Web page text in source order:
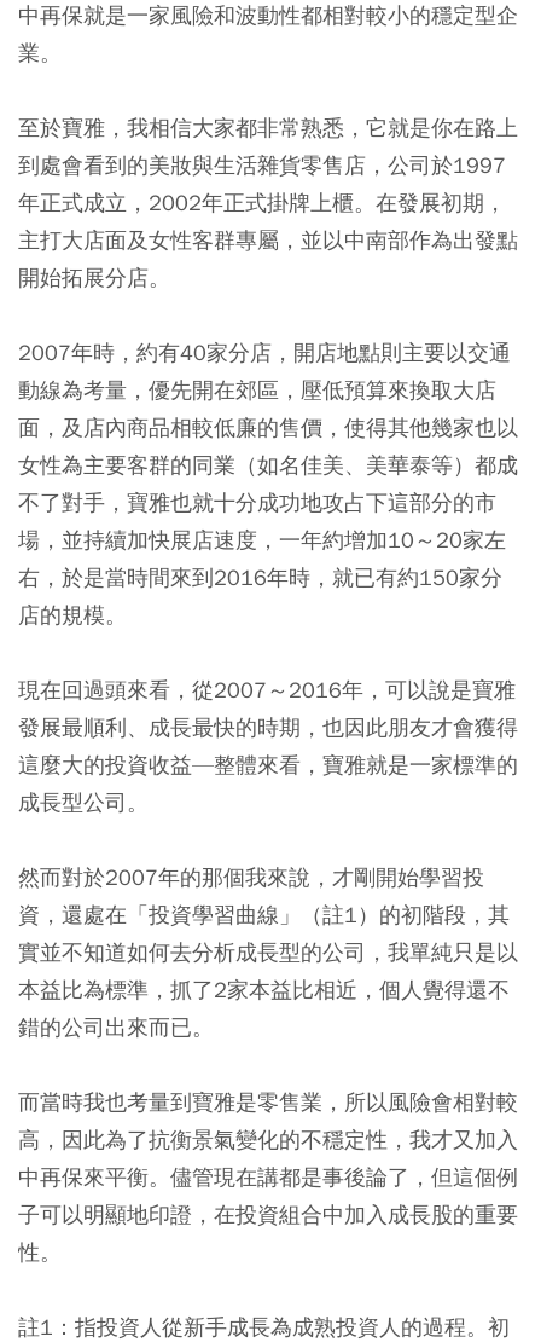
中再保就是一家風險和波動性都相對較小的穩定型企
業。
至於寶雅，我相信大家都非常熟悉，它就是你在路上
到處會看到的美妝與生活雜貨零售店，公司於1997
年正式成立，2002年正式掛牌上櫃。在發展初期，
主打大店面及女性客群專屬，並以中南部作為出發點
開始拓展分店。
2007年時，約有40家分店，開店地點則主要以交通
動線為考量，優先開在郊區，壓低預算來換取大店
面，及店內商品相較低廉的售價，使得其他幾家也以
女性為主要客群的同業（如名佳美、美華泰等）都成
不了對手，寶雅也就十分成功地攻占下這部分的市
場，並持續加快展店速度，一年約增加10～20家左
右，於是當時間來到2016年時，就已有約150家分
店的規模。
現在回過頭來看，從2007～2016年，可以說是寶雅
發展最順利、成長最快的時期，也因此朋友才會獲得
這麼大的投資收益—整體來看，寶雅就是一家標準的
成長型公司。
然而對於2007年的那個我來說，才剛開始學習投
資，還處在「投資學習曲線」（註1）的初階段，其
實並不知道如何去分析成長型的公司，我單純只是以
本益比為標準，抓了2家本益比相近，個人覺得還不
錯的公司出來而已。
而當時我也考量到寶雅是零售業，所以風險會相對較
高，因此為了抗衡景氣變化的不穩定性，我才又加入
中再保來平衡。儘管現在講都是事後論了，但這個例
子可以明顯地印證，在投資組合中加入成長股的重要
性。
註1：指投資人從新手成長為成熟投資人的過程。初